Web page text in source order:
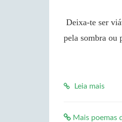
pela sombra
Leia mais
Mais poemas